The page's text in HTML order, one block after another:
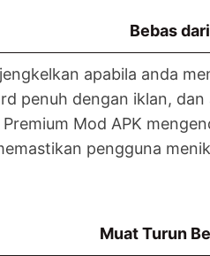
Bebas
apabila anda
penuh dengan iklan,
Mod APK
pengguna
Muat Turun